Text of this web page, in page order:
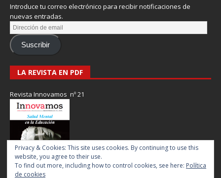
Introduce tu correo electrónico para recibir notificaciones de
nuevas entradas.
Suscribir
LA REVISTA EN PDF
Revista Innovamos nº 21
Privacy & Cookies: This site uses cookies. By continuing to use this
website, you agree to their use.
To find out more, including how to control cookies, see here: Política
de cookies